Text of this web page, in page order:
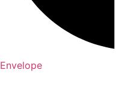
Envelope